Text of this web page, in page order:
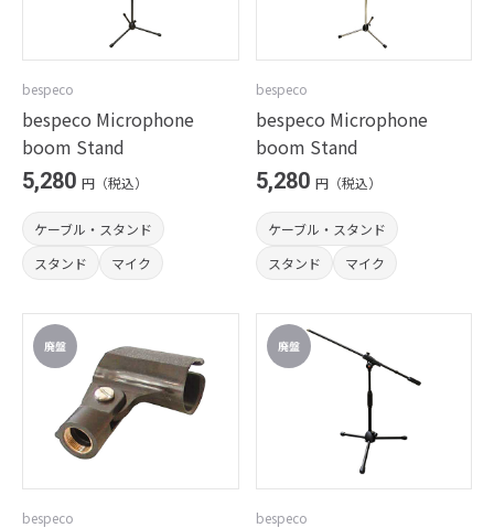
bespeco
bespeco Microphone
boom Stand
5,280 円（税込）
ケーブル・スタンド
スタンド
マイク
bespeco
bespeco Microphone
boom Stand
5,280 円（税込）
ケーブル・スタンド
スタンド
マイク
bespeco bespeco